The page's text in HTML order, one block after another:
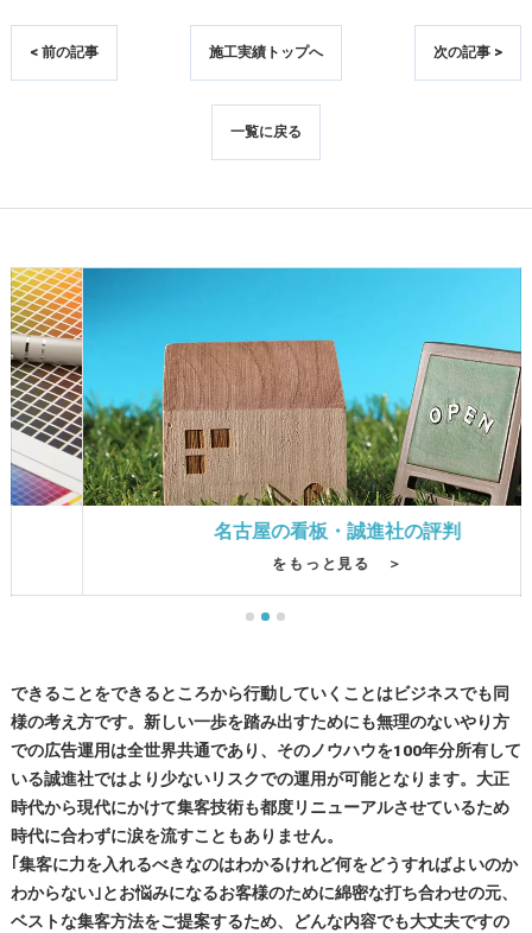
< 前の記事 施工実績トップへ 次の記事 >
一覧に戻る
名古屋の看板・誠進社の評判
をもっと見る ＞
できることをできるところから行動していくことはビジネスでも同
様の考え方です。新しい一歩を踏み出すためにも無理のないやり方
での広告運用は全世界共通であり、そのノウハウを100年分所有して
いる誠進社ではより少ないリスクでの運用が可能となります。大正
時代から現代にかけて集客技術も都度リニューアルさせているため
時代に合わずに涙を流すこともありません。
｢集客に力を入れるべきなのはわかるけれど何をどうすればよいのか
わからない｣とお悩みになるお客様のために綿密な打ち合わせの元、
ベストな集客方法をご提案するため、どんな内容でも大丈夫ですの